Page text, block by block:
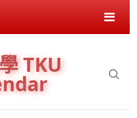
TKU